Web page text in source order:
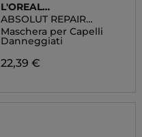
L'OREAL
PROFESSIONNEL
ABSOLUT REPAIR
MOLECULAR
Maschera per Capelli
Danneggiati
22,39 €